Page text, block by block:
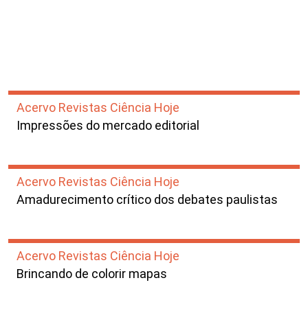
Acervo Revistas Ciência Hoje
Impressões do mercado editorial
Acervo Revistas Ciência Hoje
Amadurecimento crítico dos debates paulistas
Acervo Revistas Ciência Hoje
Brincando de colorir mapas